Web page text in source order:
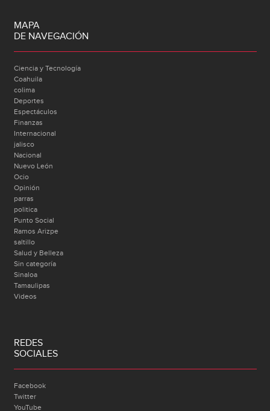
MAPA
DE NAVEGACIÓN
Ciencia y Tecnología
Coahuila
colima
Deportes
Espectáculos
Finanzas
Internacional
jalisco
Nacional
Nuevo León
Ocio
Opinión
parras
politica
Punto Social
Ramos Arizpe
saltillo
Salud y Belleza
Sin categoría
Sinaloa
Tamaulipas
Videos
REDES
SOCIALES
Facebook
Twitter
YouTube